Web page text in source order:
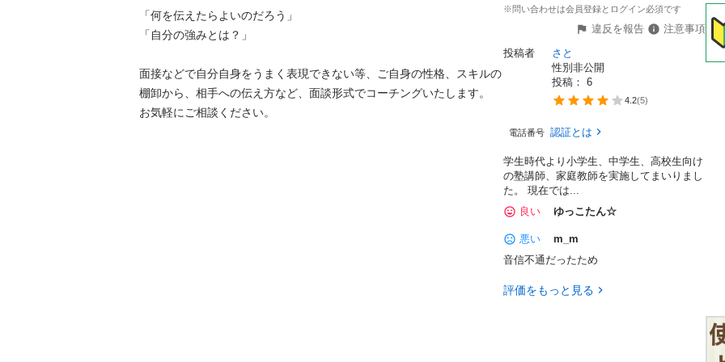
「何を伝えたらよいのだろう」
「自分の強みとは？」
面接などで自分自身をうまく表現できない等、ご自身の性格、スキルの
棚卸から、相手への伝え方など、面談形式でコーチングいたします。
お気軽にご相談ください。
※問い合わせは会員登録とログイン必須です
違反を報告
注意事項
投稿者
さと
性別非公開
投稿： 6
4.2(5)
電話番号 認証とは
学生時代より小学生、中学生、高校生向け
の塾講師、家庭教師を実施してまいりまし
た。 現在では...
良い
ゆっこたん☆
悪い
m_m
音信不通だったため
評価をもっと見る